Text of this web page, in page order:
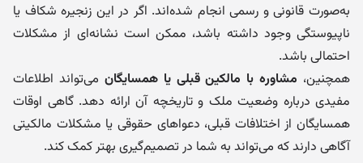
به‌صورت قانونی و رسمی انجام شده‌اند. اگر در این زنجیره شکاف یا
ناپیوستگی وجود داشته باشد، ممکن است نشانه‌ای از مشکلات
احتمالی باشد.
همچنین، مشاوره با مالکین قبلی یا همسایگان می‌تواند اطلاعات
مفیدی درباره وضعیت ملک و تاریخچه آن ارائه دهد. گاهی اوقات
همسایگان از اختلافات قبلی، دعواهای حقوقی یا مشکلات مالکیتی
آگاهی دارند که می‌تواند به شما در تصمیم‌گیری بهتر کمک کند.